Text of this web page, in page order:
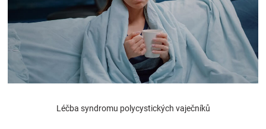
Novinky
Značky
Léčba syndromu polycystických vaječníků